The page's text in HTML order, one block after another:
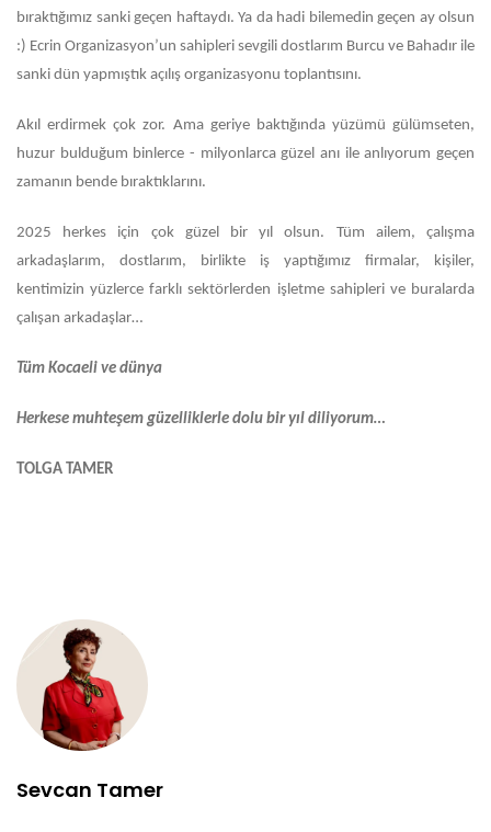
bıraktığımız sanki geçen haftaydı. Ya da hadi bilemedin geçen ay olsun
:) Ecrin Organizasyon’un sahipleri sevgili dostlarım Burcu ve Bahadır ile
sanki dün yapmıştık açılış organizasyonu toplantısını.
Akıl erdirmek çok zor. Ama geriye baktığında yüzümü gülümseten,
huzur bulduğum binlerce - milyonlarca güzel anı ile anlıyorum geçen
zamanın bende bıraktıklarını.
2025 herkes için çok güzel bir yıl olsun. Tüm ailem, çalışma
arkadaşlarım, dostlarım, birlikte iş yaptığımız firmalar, kişiler,
kentimizin yüzlerce farklı sektörlerden işletme sahipleri ve buralarda
çalışan arkadaşlar…
Tüm Kocaeli ve dünya
Herkese muhteşem güzelliklerle dolu bir yıl diliyorum…
TOLGA TAMER
Sevcan Tamer